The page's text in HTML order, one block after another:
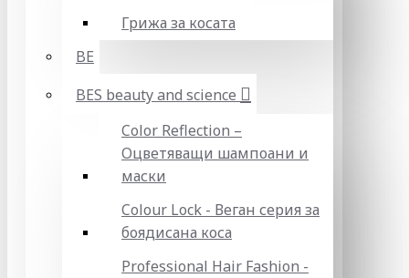
Грижа за косата
BE
BES beauty and science
Color Reflection –
Оцветяващи шампоани и
маски
Colour Lock - Веган серия за
боядисана коса
Professional Hair Fashion -